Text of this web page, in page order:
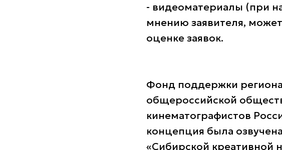
- видеоматериалы (при
мнению заявителя,
оценке заявок.
Фонд поддержки
общероссийской
кинематографистов
концепция была
«Сибирской креативной